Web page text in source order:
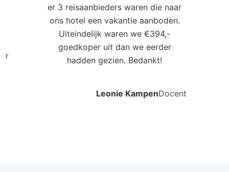
er 3 reisaanbieders waren die naar
ons hotel een vakantie aanboden.
Uiteindelijk waren we €394,-
goedkoper uit dan we eerder
hadden gezien. Bedankt!
Leonie KampenDocent